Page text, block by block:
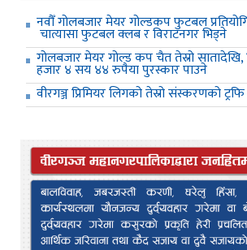
नवौँ गोलबजार मेयर गोल्डकप फुटबल
चात्यासा फुटबल क्लब र विराटनगर भिड्ने
गोलबजार मेयर गोल्ड कप चैत तेस्रो
हजार ४ सय ४४ रुपैया पुरस्कार पाउने
वीरगञ्ज प्रिमियर लिगको तेस्रो संस्करणको